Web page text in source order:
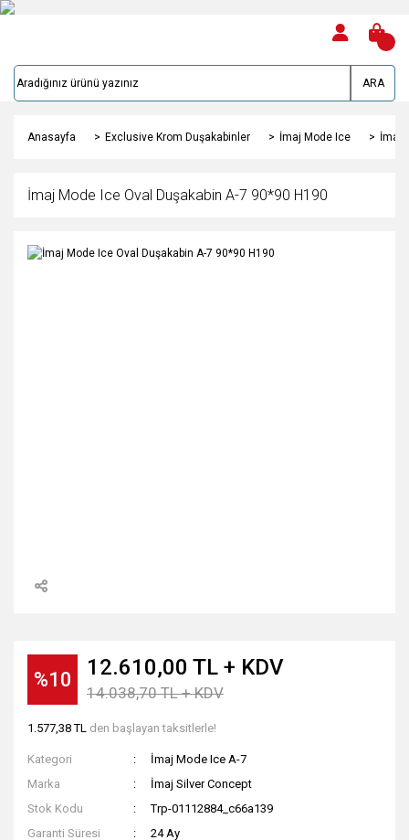
ARA
Anasayfa Exclusive Krom Duşakabinler İmaj Mode Ice İmaj
İmaj Mode Ice Oval Duşakabin A-7 90*90 H190
%10 12.610,00 TL + KDV
14.038,70 TL + KDV
1.577,38 TL den başlayan taksitlerle!
Kategori
İmaj Mode Ice A-7
Marka
İmaj Silver Concept
Stok Kodu
Trp-01112884_c66a139
Garanti Süresi
24 Ay